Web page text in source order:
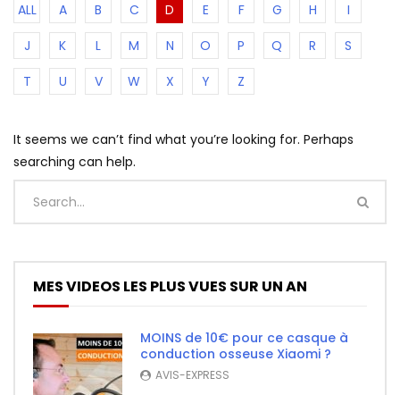
ALL A B C D E F G H
I
J
K L M N O P Q R
S
T
U V W X Y Z
It seems we can’t find what you’re looking for. Perhaps
searching can help.
MES VIDEOS LES PLUS VUES SUR UN AN
MOINS de 10€ pour ce casque à
conduction osseuse Xiaomi ?
AVIS-EXPRESS